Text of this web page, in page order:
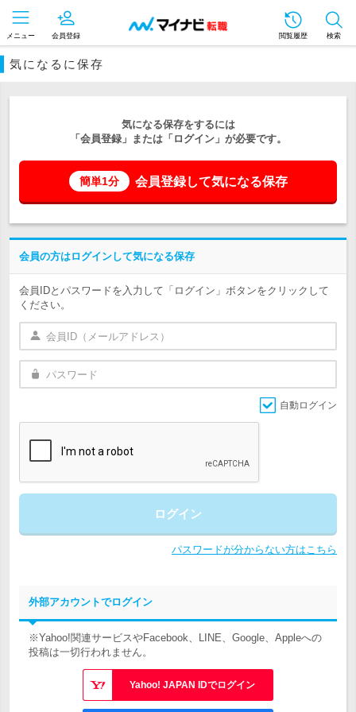
メニュー 会員登録 閲覧履歴 検索
気になるに保存
気になる保存をするには
「会員登録」または「ログイン」が必要です。
簡単1分 会員登録して気になる保存
会員の方はログインして気になる保存
会員IDとパスワードを入力して「ログイン」ボタンをクリックして
ください。
自動ログイン
ログイン
パスワードが分からない方はこちら
外部アカウントでログイン
※Yahoo!関連サービスやFacebook、LINE、Google、Appleへの
投稿は一切行われません。
Yahoo! JAPAN IDでログイン